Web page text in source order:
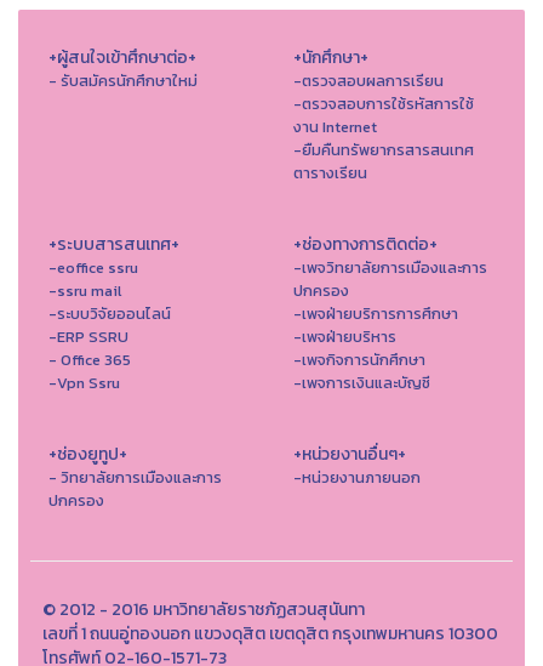
+ผู้สนใจเข้าศึกษาต่อ+
- รับสมัครนักศึกษาใหม่
+นักศึกษา+
-ตรวจสอบผลการเรียน
-ตรวจสอบการใช้รหัสการใช้
งาน Internet
-ยืมคืนทรัพยากรสารสนเทศ
ตารางเรียน
+ระบบสารสนเทศ+
-eoffice ssru
-ssru mail
-ระบบวิจัยออนไลน์
-ERP SSRU
- Office 365
-Vpn Ssru
+ช่องทางการติดต่อ+
-เพจวิทยาลัยการเมืองและการ
ปกครอง
-เพจฝ่ายบริการการศึกษา
-เพจฝ่ายบริหาร
-เพจกิจการนักศึกษา
-เพจการเงินและบัญชี
+ช่องยูทูป+
- วิทยาลัยการเมืองและการ
ปกครอง
+หน่วยงานอื่นๆ+
-หน่วยงานภายนอก
© 2012 - 2016 มหาวิทยาลัยราชภัฏสวนสุนันทา
เลขที่ 1 ถนนอู่ทองนอก แขวงดุสิต เขตดุสิต กรุงเทพมหานคร 10300
โทรศัพท์ 02-160-1571-73